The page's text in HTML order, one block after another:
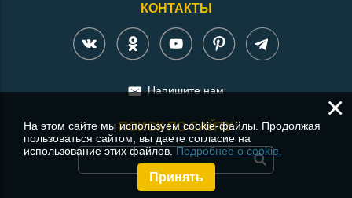
КОНТАКТЫ
Напишите нам
ПОИСК ПО САЙТУ
×
На этом сайте мы используем cookie-файлы. Продолжая
пользоваться сайтом, вы даете согласие на
использование этих файлов.Подробнее о cookie.
Принять